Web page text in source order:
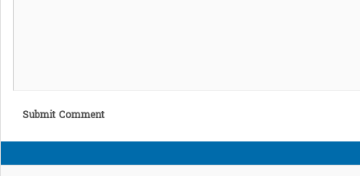
Submit Comment